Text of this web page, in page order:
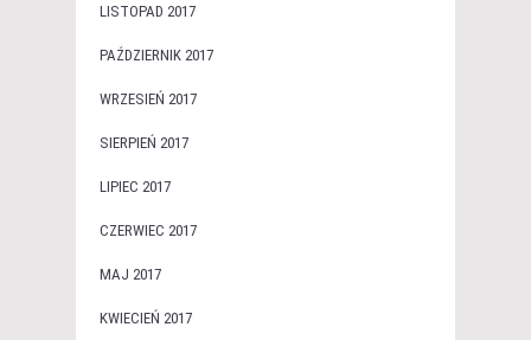
LISTOPAD 2017
PAŹDZIERNIK 2017
WRZESIEŃ 2017
SIERPIEŃ 2017
LIPIEC 2017
CZERWIEC 2017
MAJ 2017
KWIECIEŃ 2017